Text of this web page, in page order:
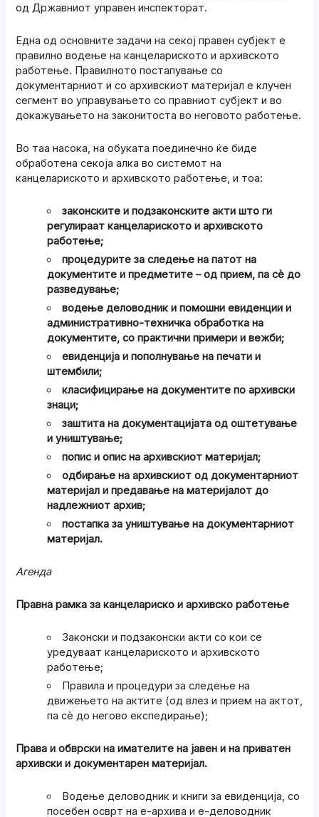
од Државниот управен инспекторат.
Една од основните задачи на секој правен субјект е
правилно водење на канцелариското и архивското
работење. Правилното постапување со
документарниот и со архивскиот материјал е клучен
сегмент во управувањето со правниот субјект и во
докажувањето на законитоста во неговото работење.
Во таа насока, на обуката поединечно ќе биде
обработена секоја алка во системот на
канцелариското и архивското работење, и тоа:
законските и подзаконските акти што ги
регулираат канцелариското и архивското
работење;
процедурите за следење на патот на
документите и предметите – од прием, па сè до
разведување;
водење деловодник и помошни евиденции и
административно-техничка обработка на
документите, со практични примери и вежби;
евиденција и пополнување на печати и
штембили;
класифицирање на документите по архивски
знаци;
заштита на документацијата од оштетување
и уништување;
попис и опис на архивскиот материјал;
одбирање на архивскиот од документарниот
материјал и предавање на материјалот до
надлежниот архив;
постапка за уништување на документарниот
материјал.
Агенда
Правна рамка за канцелариско и архивско работење
Законски и подзаконски акти со кои се
уредуваат канцелариското и архивското
работење;
Правила и процедури за следење на
движењето на актите (од влез и прием на актот,
па сè до негово експедирање);
Права и обврски на имателите на јавен и на приватен
архивски и документарен материјал.
Водење деловодник и книги за евиденција, со
посебен осврт на е-архива и е-деловодник